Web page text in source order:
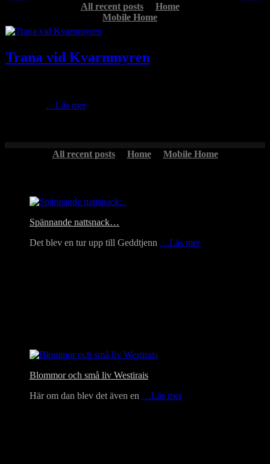
All recent posts
Home
Mobile Home
Trana vid Kvarnmyren
…Läs mer
All recent posts Home Mobile Home
Spännande nattsnack…
Det blev en tur upp till Geddtjenn …Läs mer
Blommor och små liv Westirais
Här om dan blev det även en …Läs mer